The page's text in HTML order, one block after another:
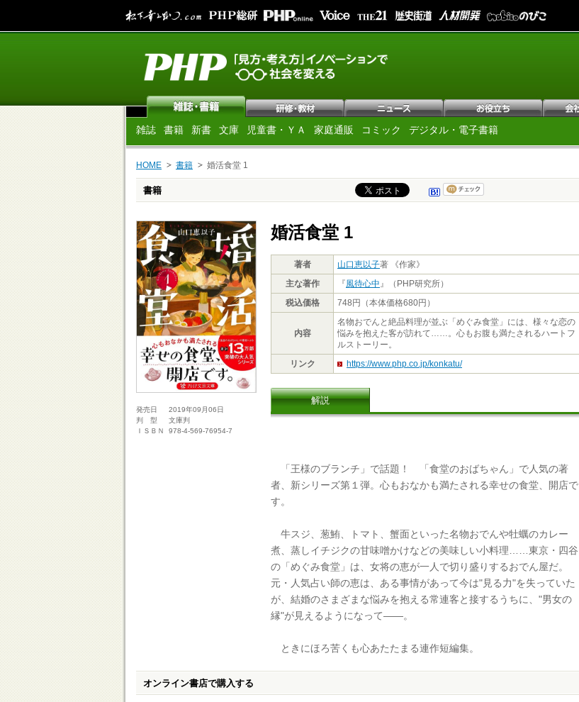
雑誌 書籍 新書 文庫 児童書・ＹＡ 家庭通販 コミック デジタル・電子書籍
HOME 書籍 婚活食堂 1
書籍
発売日
2019年09月06日
判 型
文庫判
ＩＳＢＮ
978-4-569-76954-7
婚活食堂 1
著者 山口恵以子著 《作家》
主な著作
『風待心中 』（PHP研究所）
税込価格
748円（本体価格680円）
内容
名物おでんと絶品料理が並ぶ「めぐみ食堂」には、様々な恋の
悩みを抱えた客が訪れて……。心もお腹も満たされるハートフ
ルストーリー。
リンク
https://www.php.co.jp/konkatu/
解説
「王様のブランチ」で話題！ 「食堂のおばちゃん」で人気の著
者、新シリーズ第１弾。心もおなかも満たされる幸せの食堂、開店で
す。
牛スジ、葱鮪、トマト、蟹面といった名物おでんや牡蠣のカレー
煮、蒸しイチジクの甘味噌かけなどの美味しい小料理……東京・四谷
の「めぐみ食堂」は、女将の恵が一人で切り盛りするおでん屋だ。
元・人気占い師の恵は、ある事情があって今は"見る力"を失っていた
が、結婚のさまざまな悩みを抱える常連客と接するうちに、"男女の
縁"が見えるようになって――。
ときにほろ苦くも心あたたまる連作短編集。
オンライン書店で購入する